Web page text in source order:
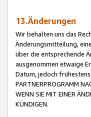
13.Änderungen
Wir behalten uns das
Änderungsmitteilung,
über die entsprechende
ausgenommen etwaige
Datum, jedoch
PARTNERPROGRAMM
WENN SIE MIT EINER
KÜNDIGEN.